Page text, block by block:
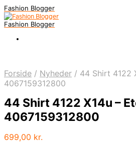
Fashion Blogger
Fashion Blogger
Forside / Nyheder / 44 Shirt 4122
4067159312800
44 Shirt 4122 X14u –
4067159312800
699,00 kr.